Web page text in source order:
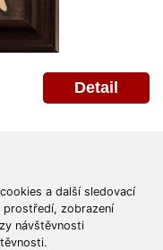
a další sledovací
prostředí, zobrazení
návštěvnosti
Detail
Ochrana osobních údajů